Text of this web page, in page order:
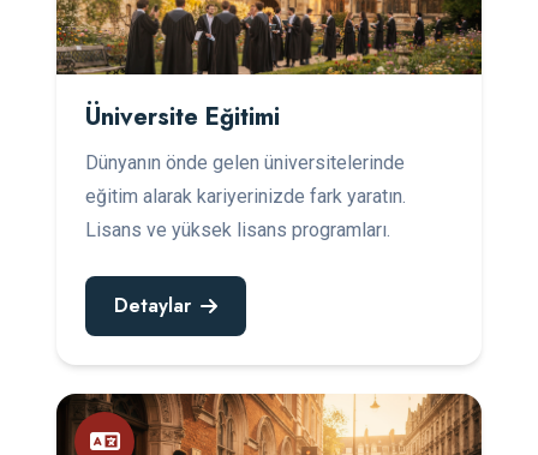
Üniversite Eğitimi
Dünyanın önde gelen üniversitelerinde
eğitim alarak kariyerinizde fark yaratın.
Lisans ve yüksek lisans programları.
Detaylar